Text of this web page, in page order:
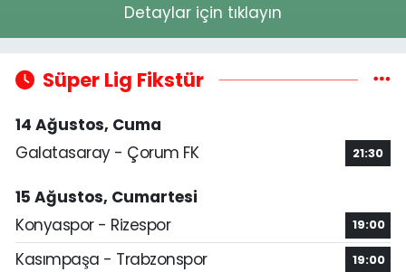
Detaylar için tıklayın
Süper Lig Fikstür
14 Ağustos, Cuma
Galatasaray - Çorum FK
21:30
15 Ağustos, Cumartesi
Konyaspor - Rizespor
19:00
Kasımpaşa - Trabzonspor 19:00